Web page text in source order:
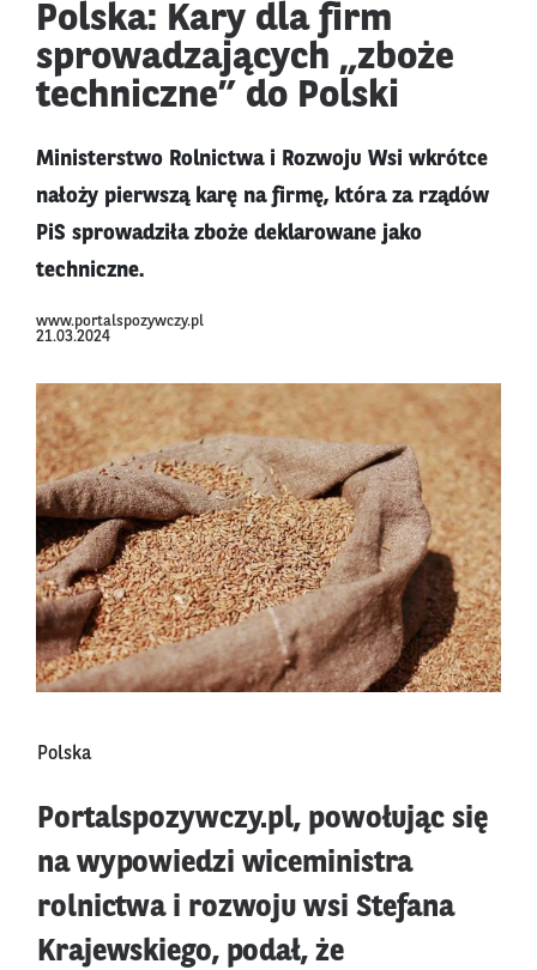
Polska: Kary dla firm
sprowadzających „zboże
techniczne” do Polski
Ministerstwo Rolnictwa i Rozwoju Wsi wkrótce
nałoży pierwszą karę na firmę, która za rządów
PiS sprowadziła zboże deklarowane jako
techniczne.
www.portalspozywczy.pl
21.03.2024
Polska
Portalspozywczy.pl, powołując się
na wypowiedzi wiceministra
rolnictwa i rozwoju wsi Stefana
Krajewskiego, podał, że